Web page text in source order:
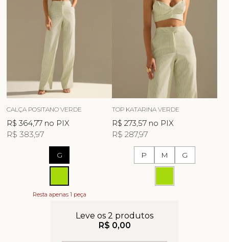
CALÇA POSITANO VERDE
R$ 364,77 no PIX
R$ 383,97
G
Resta apenas 1 peça
TOP KATARINA VERDE
R$ 273,57 no PIX
R$ 287,97
P M G
Leve os 2 produtos
R$ 0,00